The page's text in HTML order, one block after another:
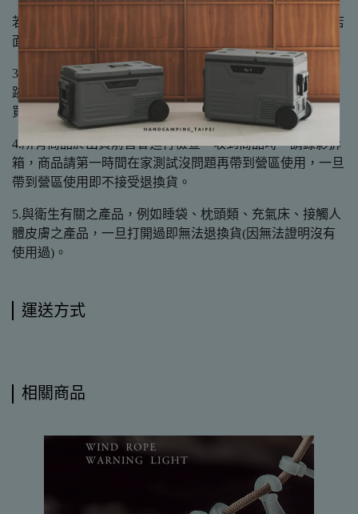
若有試用需求，歡迎至手牽手露營生活館大直店實體展示店
面試用。
3.木製、鐵製或塑膠其他製品都有天然紋路或些微製程痕
跡，如有完美主義者，請於購買前謹慎考慮後，再下單購
買。
4.所有商品於出貨前皆會進行檢查，收到商品時，請錄影拆
箱，商品請第一時間在家測試沒問題再帶到營區使用，一旦
帶到營區使用即不接受退換貨。
5.與衛生有關之產品，例如睡袋、枕頭類、充氣床、接觸人
體皮膚之產品，一旦打開過即無法退換貨(因無法證明沒有
使用過)。
運送方式
相關商品